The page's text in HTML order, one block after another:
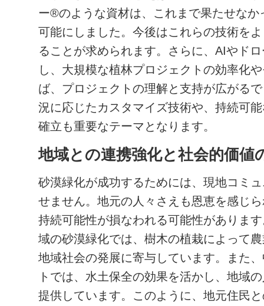
ー®のような資材は、これまで果たせなか
可能にしました。今後はこれらの技術を
ることが求められます。さらに、AIやド
し、大規模な植林プロジェクトの効率化
ば、プロジェクトの理解と支持が広がる
況に応じたカスタマイズ技術や、持続可
確立も重要なテーマとなります。
地域との連携強化と社会的価値
砂漠緑化が成功するためには、現地コミ
せません。地元の人々さえも恩恵を感じ
持続可能性が損なわれる可能性がありま
域の砂漠緑化では、樹木の植栽によって
地域社会の発展に寄与しています。また
トでは、水土保全の効果を活かし、地域
提供しています。このように、地元住民